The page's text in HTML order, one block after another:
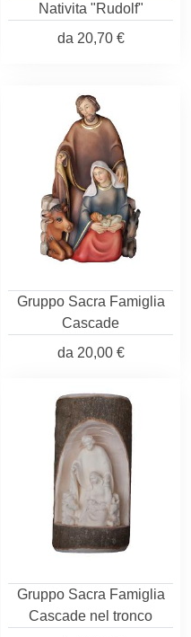
Nativita "Rudolf"
da 20,70 €
Gruppo Sacra Famiglia
Cascade
da 20,00 €
Gruppo Sacra Famiglia
Cascade nel tronco